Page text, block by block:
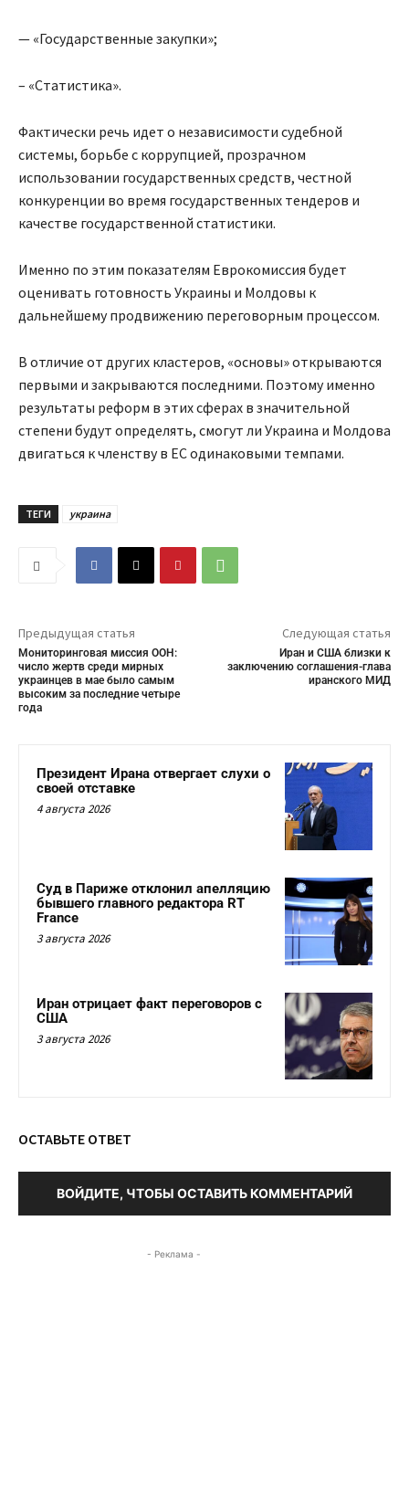
— «Государственные закупки»;
– «Статистика».
Фактически речь идет о независимости судебной
системы, борьбе с коррупцией, прозрачном
использовании государственных средств, честной
конкуренции во время государственных тендеров и
качестве государственной статистики.
Именно по этим показателям Еврокомиссия будет
оценивать готовность Украины и Молдовы к
дальнейшему продвижению переговорным процессом.
В отличие от других кластеров, «основы» открываются
первыми и закрываются последними. Поэтому именно
результаты реформ в этих сферах в значительной
степени будут определять, смогут ли Украина и Молдова
двигаться к членству в ЕС одинаковыми темпами.
ТЕГИ украина
Предыдущая статья
Мониторинговая миссия ООН:
число жертв среди мирных
украинцев в мае было самым
высоким за последние четыре
года
Следующая статья
Иран и США близки к
заключению соглашения-глава
иранского МИД
Президент Ирана отвергает слухи о
своей отставке
4 августа 2026
Суд в Париже отклонил апелляцию
бывшего главного редактора RT
France
3 августа 2026
Иран отрицает факт переговоров с
США
3 августа 2026
ОСТАВЬТЕ ОТВЕТ
ВОЙДИТЕ, ЧТОБЫ ОСТАВИТЬ КОММЕНТАРИЙ
- Реклама -